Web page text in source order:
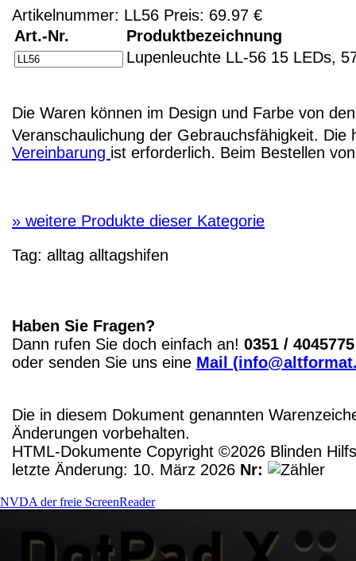
Artikelnummer: LL56 Preis: 69.97 €
Art.-Nr.
Produktbezeichnung
Lupenleuchte LL-56 15 LEDs,
Die Waren können im Design und Farbe von
Veranschaulichung der Gebrauchsfähigkeit.
Vereinbarung ist erforderlich. Beim Bestellen
» weitere Produkte dieser Kategorie
Tag: alltag alltagshifen
Haben Sie Fragen?
Dann rufen Sie doch einfach an! 0351 / 4045775
oder senden Sie uns eine Mail
Die in diesem Dokument genannten
Änderungen vorbehalten.
HTML-Dokumente Copyright ©2026 Blinden
letzte Änderung: 10. März 2026 Nr:
NVDA der freie ScreenReader